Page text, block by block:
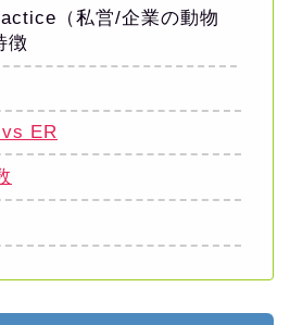
（私営/企業の動物
徴
ER